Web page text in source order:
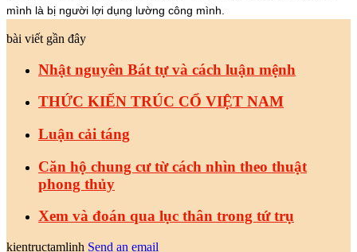
mình là bị người lợi dụng lường công mình.
bài viết gần đây
Nhật nguyên Bát tự và cách luận mệnh
THỨC KIẾN TRÚC CỔ VIỆT NAM
Luận cải táng
Căn hộ chung cư từ cách nhìn theo thuật
phong thủy
Xem và đoán qua lục thân trong tứ trụ
kientructamlinh Send an email